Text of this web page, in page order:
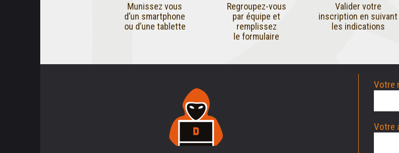
Munissez vous
d’un smartphone
ou d’une tablette
Regroupez-vous
par équipe et
remplissez
le formulaire
Valider votre
inscription en suivant
les indications
Votre
Votre